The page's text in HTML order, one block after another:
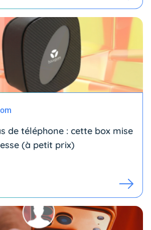
de téléphone : cette box mise
(à petit prix)